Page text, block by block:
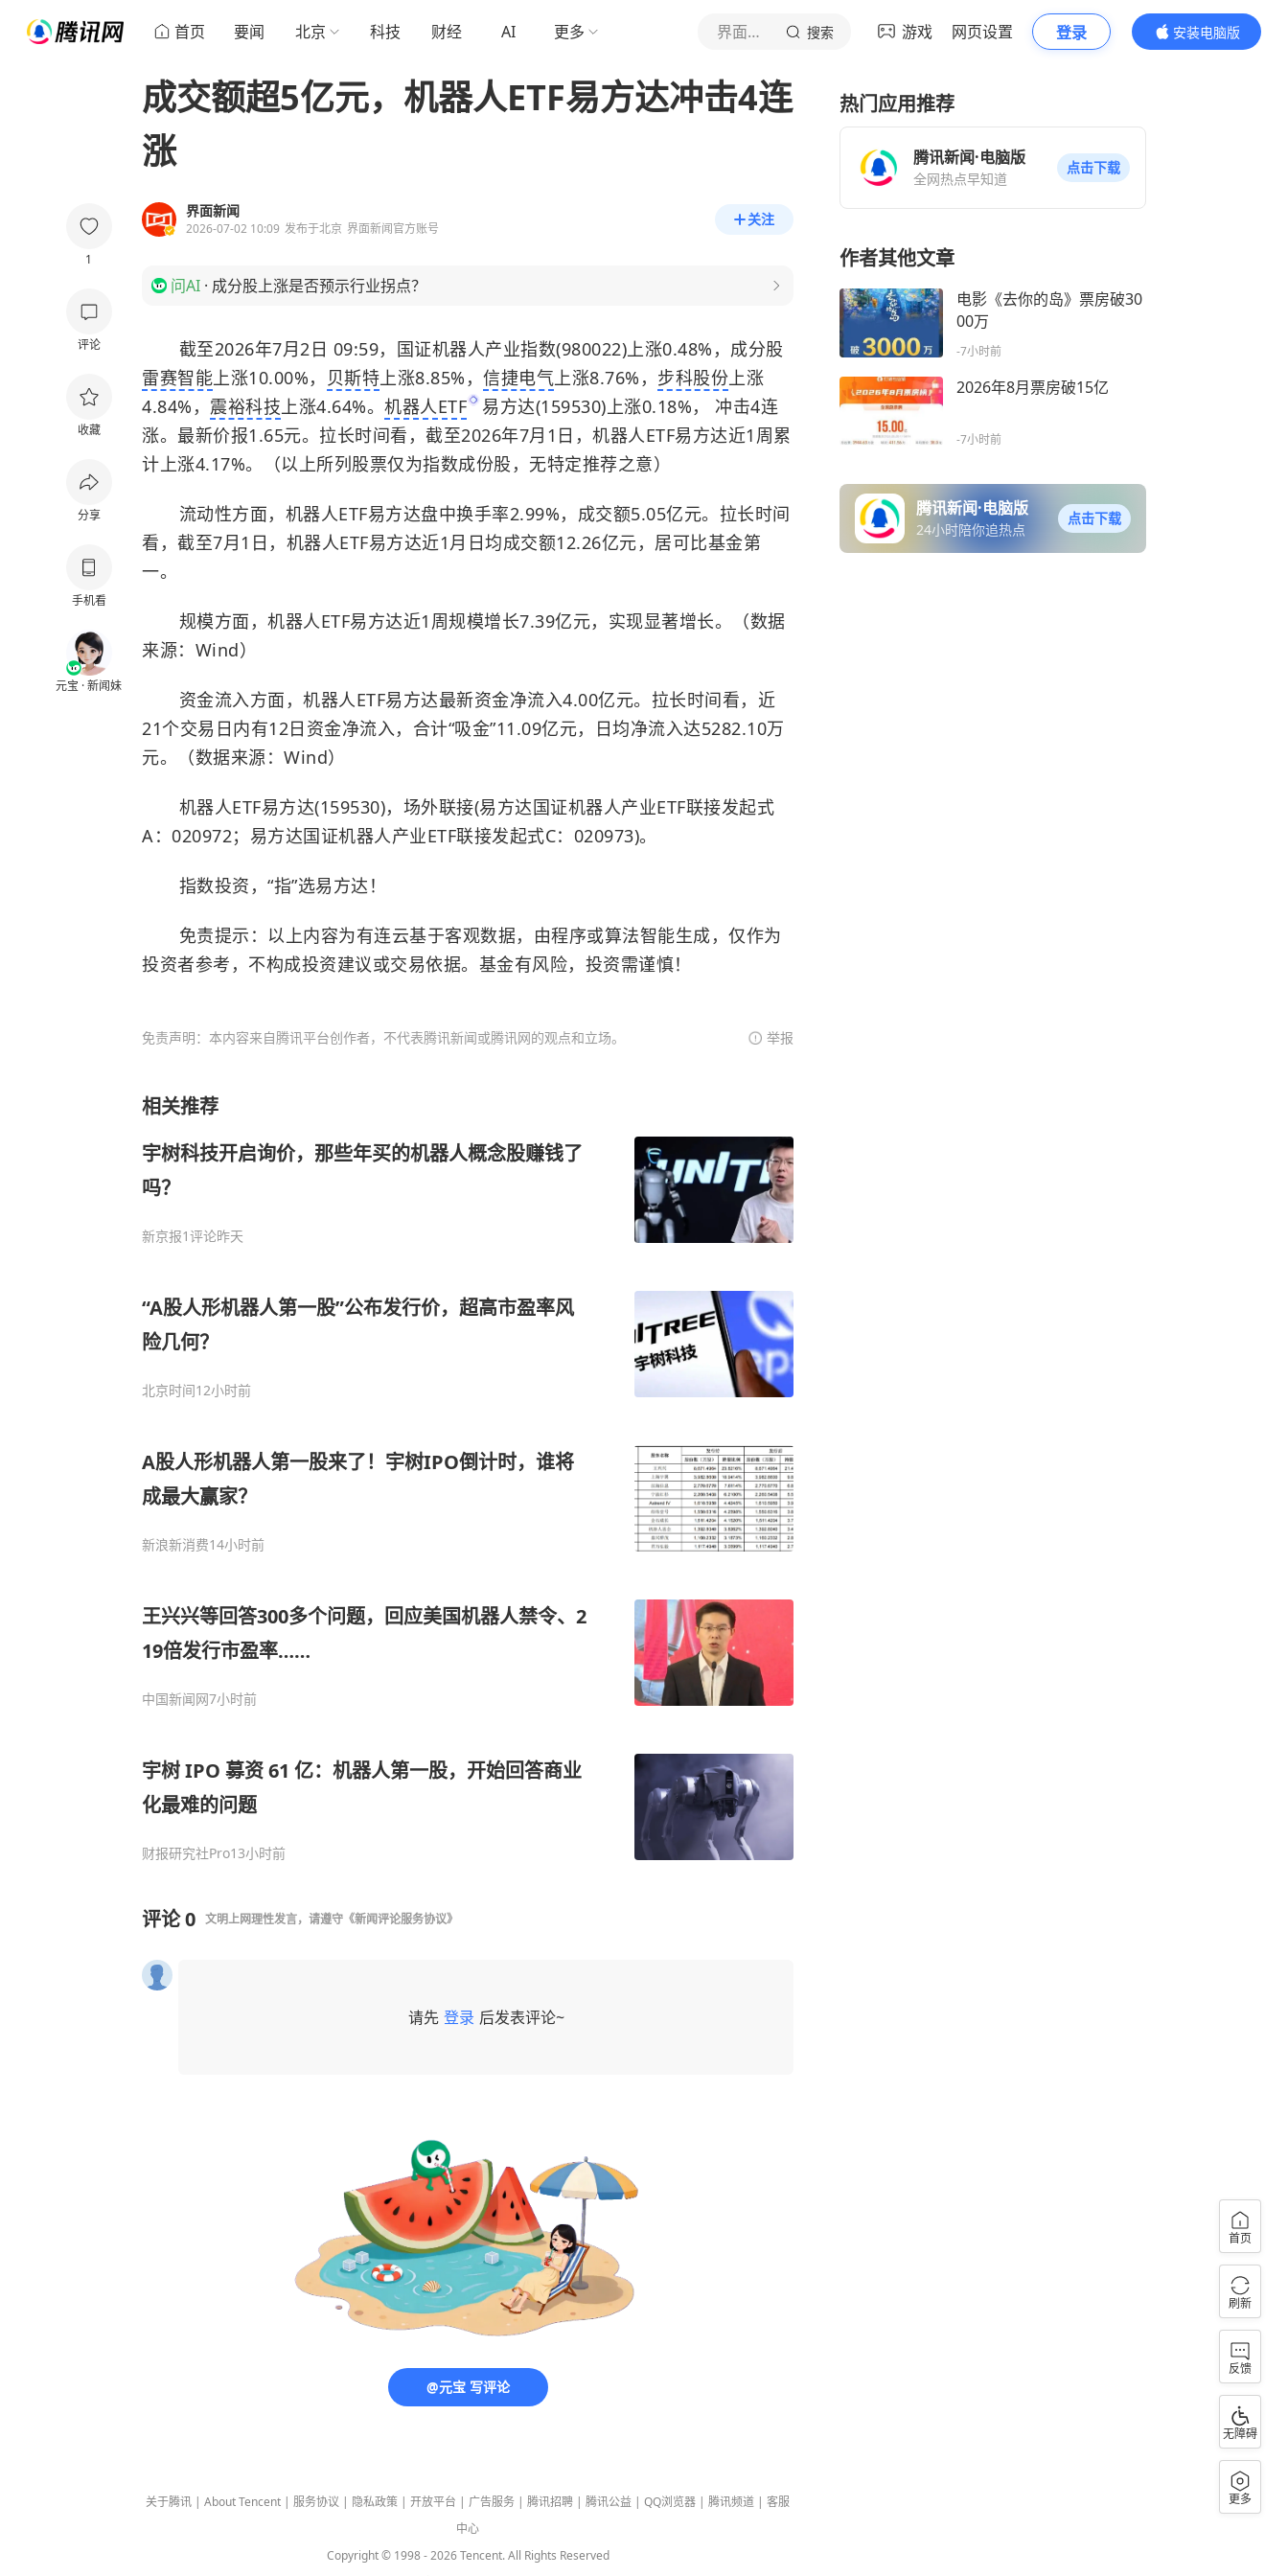
首页 要闻 北京 科技 财经 AI 更多 界面新闻 搜索 游戏 网页设置 登录
安装电脑版
内容更精彩
1
评论
收藏
分享
手机看
元宝 · 新闻妹
成交额超5亿元，机器人ETF易方达冲击4连
涨
界面新闻
2026-07-02 10:09 发布于北京 界面新闻官方账号
关注
问AI · 成分股上涨是否预示行业拐点？
截至2026年7月2日 09:59，国证机器人产业指数(980022)上涨0.48%，成分股
雷赛智能上涨10.00%， 贝斯特上涨8.85%， 信捷电气上涨8.76%， 步科股份上涨
4.84%， 震裕科技上涨4.64%。 机器人ETF
易方达(159530)上涨0.18%， 冲击4连
涨。最新价报1.65元。拉长时间看，截至2026年7月1日，机器人ETF易方达近1周累
计上涨4.17%。（以上所列股票仅为指数成份股，无特定推荐之意）
流动性方面，机器人ETF易方达盘中换手率2.99%，成交额5.05亿元。拉长时间
看，截至7月1日，机器人ETF易方达近1月日均成交额12.26亿元，居可比基金第
一。
规模方面，机器人ETF易方达近1周规模增长7.39亿元，实现显著增长。（数据
来源：Wind）
资金流入方面，机器人ETF易方达最新资金净流入4.00亿元。拉长时间看，近
21个交易日内有12日资金净流入，合计“吸金”11.09亿元，日均净流入达5282.10万
元。（数据来源：Wind）
机器人ETF易方达(159530)，场外联接(易方达国证机器人产业ETF联接发起式
A：020972；易方达国证机器人产业ETF联接发起式C：020973)。
指数投资，“指”选易方达！
免责提示：以上内容为有连云基于客观数据，由程序或算法智能生成，仅作为
投资者参考，不构成投资建议或交易依据。基金有风险，投资需谨慎！
免责声明：本内容来自腾讯平台创作者，不代表腾讯新闻或腾讯网的观点和立场。 举报
相关推荐
宇树科技开启询价，那些年买的机器人概念股赚钱了
吗？
新京报1评论昨天
“A股人形机器人第一股”公布发行价，超高市盈率风
险几何？
北京时间12小时前
A股人形机器人第一股来了！宇树IPO倒计时，谁将
成最大赢家？
新浪新消费14小时前
王兴兴等回答300多个问题，回应美国机器人禁令、2
19倍发行市盈率……
中国新闻网7小时前
宇树 IPO 募资 61 亿：机器人第一股，开始回答商业
化最难的问题
财报研究社Pro13小时前
评论0 文明上网理性发言，请遵守 《新闻评论服务协议》
请先 登录 后发表评论~
@元宝 写评论
关于腾讯 | About Tencent | 服务协议 | 隐私政策 | 开放平台 | 广告服务 | 腾讯招聘 | 腾讯公益 | QQ浏览器 | 腾讯频道 | 客服
中心
Copyright © 1998 -2026Tencent. All Rights Reserved
热门应用推荐
腾讯新闻·电脑版
全网热点早知道
点击下载
作者其他文章
电影《去你的岛》票房破30
00万
-7小时前
2026年8月票房破15亿
-7小时前
腾讯新闻·电脑版
24小时陪你追热点
点击下载
首页
刷新
反馈
无障碍
更多